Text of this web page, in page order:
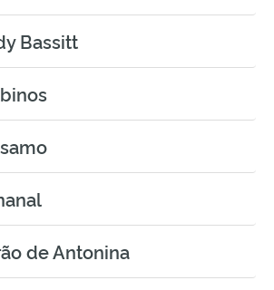
Bassitt
de Antonina